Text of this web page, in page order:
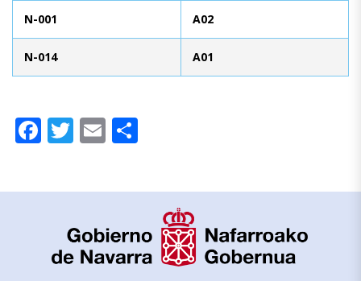
N-001 A02
N-014 A01
Facebook
Twitter
Email